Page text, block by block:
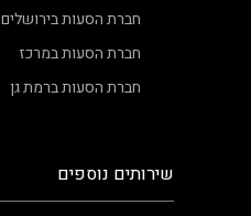
חברת הסעות בירושלים
חברת הסעות במרכז
חברת הסעות ברמת גן
שירותים נוספים